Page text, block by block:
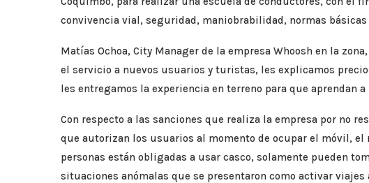
convivencia vial, seguridad, maniobrabilidad, normas
Matías Ochoa, City Manager de la empresa Whoosh en la
el servicio a nuevos usuarios y turistas, les explicamos
les entregamos la experiencia en terreno para que aprendan
Con respecto a las sanciones que realiza la empresa por no
que autorizan los usuarios al momento de ocupar el móvil, el
personas están obligadas a usar casco, solamente pueden
situaciones anómalas que se presentaron como activar viajes